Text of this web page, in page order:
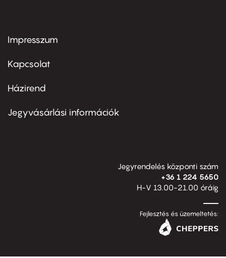
Footer
first
Impresszum
Kapcsolat
Footer
second
Házirend
Jegyvásárlási információk
Jegyrendelés központi szám
+36 1 224 5650
H-V 13.00-21.00 óráig
Fejlesztés és üzemeltetés: